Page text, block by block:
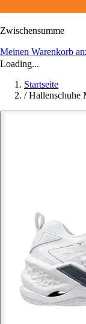
Zwischensumme
Meinen Warenkorb
Loading...
Startseite
/ Hallenschuhe